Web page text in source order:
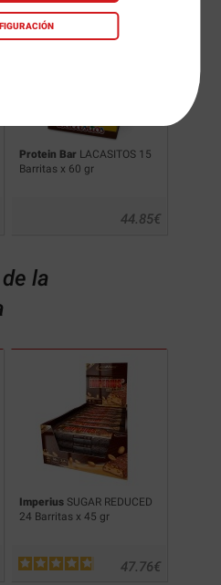
Protein Bar LACASITOS 15
Barritas x 60 gr
€
44.85
la
Imperius SUGAR REDUCED
24 Barritas x 45 gr
€
47.76